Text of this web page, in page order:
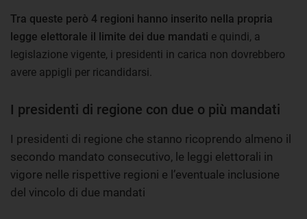
Tra queste però 4 regioni hanno inserito nella propria
legge elettorale il limite dei due mandati e quindi, a
legislazione vigente, i presidenti in carica non dovrebbero
avere appigli per ricandidarsi.
I presidenti di regione con due o più mandati
I presidenti di regione che stanno ricoprendo almeno il
secondo mandato consecutivo, le leggi elettorali in
vigore nelle rispettive regioni e l’eventuale inclusione
del vincolo di due mandati